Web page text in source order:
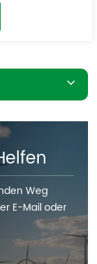
Weg
E-Mail oder